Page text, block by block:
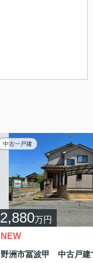
中古一戸建
2,880万円
NEW
野洲市冨波甲 中古戸建